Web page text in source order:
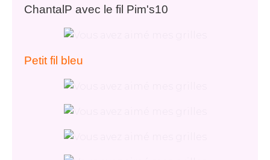
ChantalP avec le fil Pim's10
Petit fil bleu